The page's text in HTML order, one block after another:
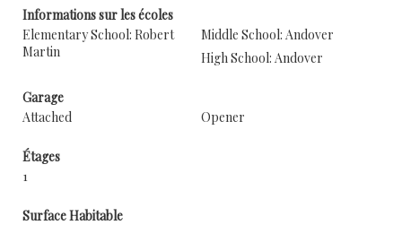
Informations sur les écoles
Elementary School: Robert
Martin
Middle School: Andover
High School: Andover
Garage
Attached
Opener
Étages
1
Surface Habitable